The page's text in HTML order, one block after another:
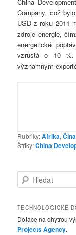
China
Company, což
USD z roku 2011
zdroje energie,
energetické
vzrůstá o 10
významným
Rubriky:Afrika,Čína
Štítky:China
l
d
t
TECHNOLOGICKÉ
Dotace na chytrou
Projects Agency.